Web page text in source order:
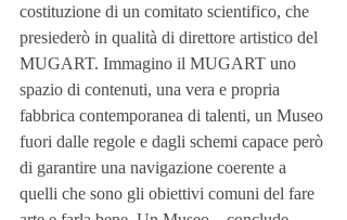
costituzione di un comitato scientifico, che
presiederò in qualità di direttore artistico del
MUGART. Immagino il MUGART uno
spazio di contenuti, una vera e propria
fabbrica contemporanea di talenti, un Museo
fuori dalle regole e dagli schemi capace però
di garantire una navigazione coerente a
quelli che sono gli obiettivi comuni del fare